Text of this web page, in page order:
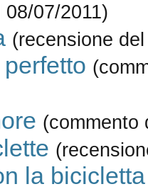
07/2011)
(recensione
(commento
la bicicletta